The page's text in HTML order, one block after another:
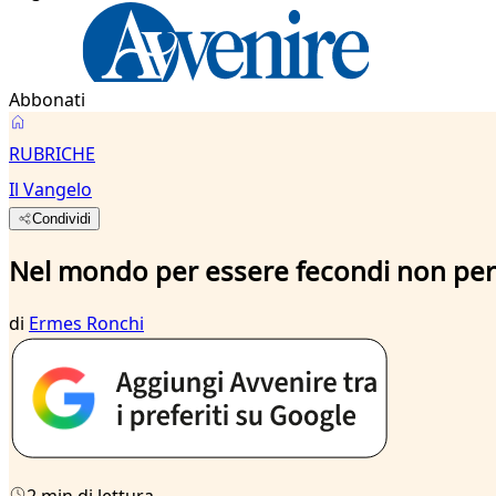
Abbonati
RUBRICHE
Il Vangelo
Condividi
Nel mondo per essere fecondi non
di Ermes Ronchi